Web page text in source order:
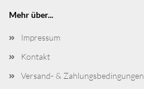
Mehr über...
Impressum
Kontakt
Versand- & Zahlungsbedingungen